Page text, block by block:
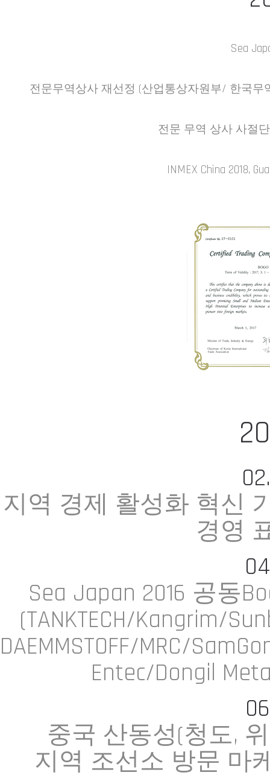
Sea
전문무역상사 재선정 (산업통상자원부/ 한국무
전문 무역 상사 사절단
INMEX China 2018,
지역 경제 활성화 혁신
경영
Sea Japan 2016 공동
(TANKTECH/Kangrim/
DAEMMSTOFF/MRC/
Entec/Dongil
중국 산동성(청도,
지역 조선소 방문 마